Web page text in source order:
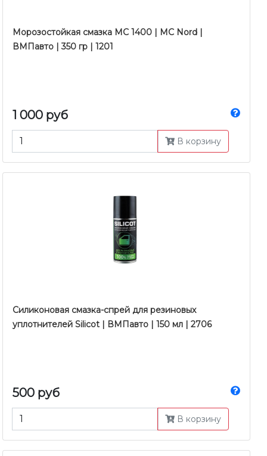
Морозостойкая смазка MC 1400 | MC Nord |
ВМПавто | 350 гр | 1201
1 000 руб
В корзину
Cиликоновая смазка-спрей для резиновых
уплотнителей Silicot | ВМПавто | 150 мл | 2706
500 руб
В корзину